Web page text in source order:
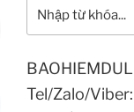
Tel/Zalo/Viber: